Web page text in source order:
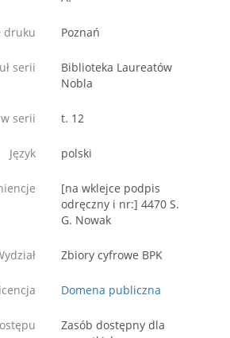
druku Poznań
serii
Biblioteka Laureatów
Nobla
serii t. 12
Język polski
[na wklejce podpis
odręczny i nr:] 4470 S.
G. Nowak
Zbiory cyfrowe BPK
Domena publiczna
Zasób dostępny dla